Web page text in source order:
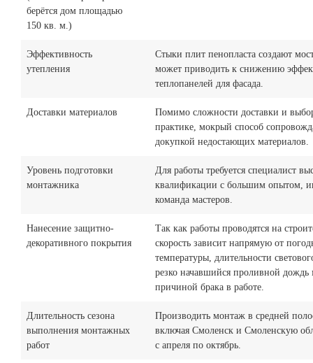
берётся дом площадью
150 кв. м.)
Эффективность
утепления
Стыки плит пенопласта создают
может приводить к снижению
теплопанелей для фасада.
Доставки материалов
Помимо сложности доставки и
практике, мокрый способ
докупкой недостающих материалов.
Уровень подготовки
монтажника
Для работы требуется специалист
квалификации с большим опытом,
команда мастеров.
Нанесение защитно-
декоративного покрытия
Так как работы проводятся на
скорость зависит напрямую от
температуры, длительности
резко начавшийся проливной дождь
причиной брака в работе.
Длительность сезона
выполнения монтажных
работ
Производить монтаж в средней
включая Смоленск и Смоленскую
с апреля по октябрь.